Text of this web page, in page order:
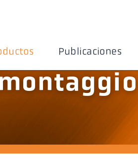
Publicaciones